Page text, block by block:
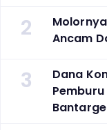
2
Ancam
3
Dana
Pemburu